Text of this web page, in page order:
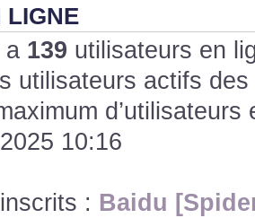
6; 7 et 8 !
!
!
le monde !
LIGNE
a 139 utilisateurs en
utilisateurs actifs
10:16
: Baidu